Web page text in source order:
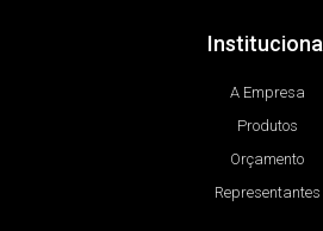
Institucional
A Empresa
Produtos
Orçamento
Representantes